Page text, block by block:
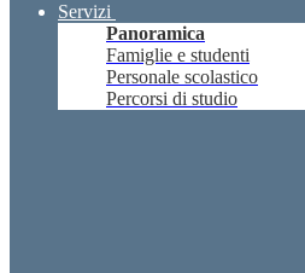
Servizi
Panoramica
Famiglie e studenti
Personale scolastico
Percorsi di studio